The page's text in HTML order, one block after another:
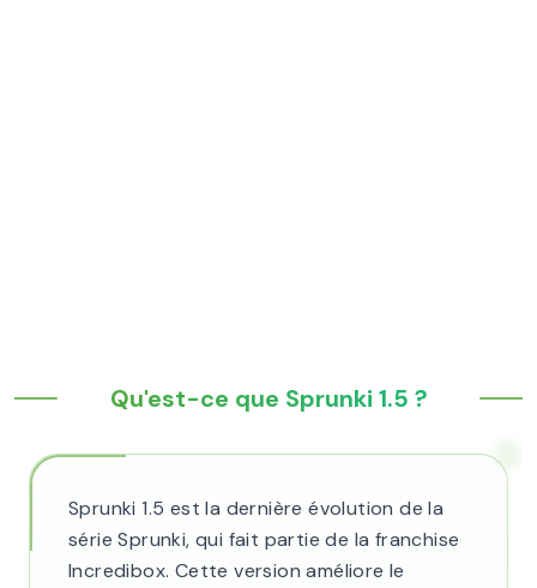
Qu'est-ce que Sprunki 1.5 ?
Sprunki 1.5 est la dernière évolution de la
série Sprunki, qui fait partie de la franchise
Incredibox. Cette version améliore le